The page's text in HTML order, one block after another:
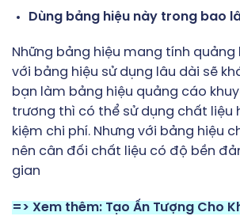
Dùng bảng hiệu này trong bao
Những bảng hiệu mang tính
với bảng hiệu sử dụng lâu dài sẽ
bạn làm bảng hiệu quảng cáo
trương thì có thể sử dụng chất liệu
kiệm chi phí. Nhưng với bảng hiệu
nên cân đối chất liệu có độ bền
gian
=> Xem thêm: Tạo Ấn Tượng Cho